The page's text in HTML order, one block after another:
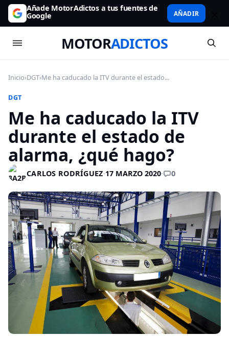
Añade MotorAdictos a tus fuentes de
Google AÑADIR
MOTORADICTOS
Inicio›DGT›Me ha caducado la ITV durante el estado...
DGT
Me ha caducado la ITV
durante el estado de
alarma, ¿qué hago?
CARLOS RODRÍGUEZ·17 MARZO 2020· 0